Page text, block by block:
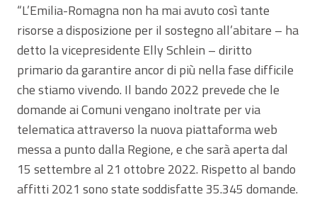
“L’Emilia-Romagna non ha mai avuto così tante
risorse a disposizione per il sostegno all’abitare – ha
detto la vicepresidente Elly Schlein – diritto
primario da garantire ancor di più nella fase difficile
che stiamo vivendo. Il bando 2022 prevede che le
domande ai Comuni vengano inoltrate per via
telematica attraverso la nuova piattaforma web
messa a punto dalla Regione, e che sarà aperta dal
15 settembre al 21 ottobre 2022. Rispetto al bando
affitti 2021 sono state soddisfatte 35.345 domande.